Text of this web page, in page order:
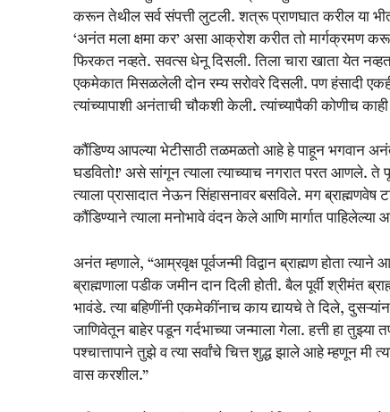
करून तेथील सर्व संपत्ती लुटली. शत्रू प्राणघात करील या
‘अनंत मला क्षमा कर’ असा आक्रोश करीत तो मार्गक्रमण करू
फिरकत नव्हते. सवत्स धेनू दिसली. तिला चारा खाता येत
एकमेकात मिसळलेली दोन रम्य सरोवरे दिसली. पण हंसादी
त्यांच्यापाशी अनंताची चौकशी केली. त्यांच्यापैकी कोणीच
कौंडिण्य आपल्या भेटीसाठी तळमळतो आहे हे पाहून भगवान अनंत
घडवितो!’ असे सांगून त्याला त्याच्याच नगरात परत आणले. ते
त्याला प्रासादात नेऊन सिंहासनावर बसविले. मग
कौंडिण्याने त्याला मनोभावे वंदन केले आणि मार्गात पाहिलेल्या
अनंत म्हणाले, “आम्रवृक्ष पूर्वजन्मी विद्वान ब्राह्मण होता त्याने
ब्राह्मणाला पडीक जमीन दान दिली होती. बैल पूर्वी श्रीमंत
भावंडे. त्या बहिणींनी एकमेकींनाच काय द्यायचे ते दिले,
जाणिवेतून बाहेर पडून गर्दभाच्या जन्माला गेला. हत्ती हा
पश्चात्तापाने तुझे व त्या सर्वांचे चित्त शुद्ध झाले आहे म्हणून
वास करशील.”